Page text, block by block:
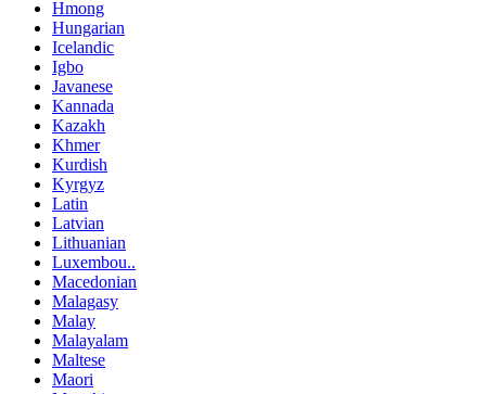
Hmong
Hungarian
Icelandic
Igbo
Javanese
Kannada
Kazakh
Khmer
Kurdish
Kyrgyz
Latin
Latvian
Lithuanian
Luxembou..
Macedonian
Malagasy
Malay
Malayalam
Maltese
Maori